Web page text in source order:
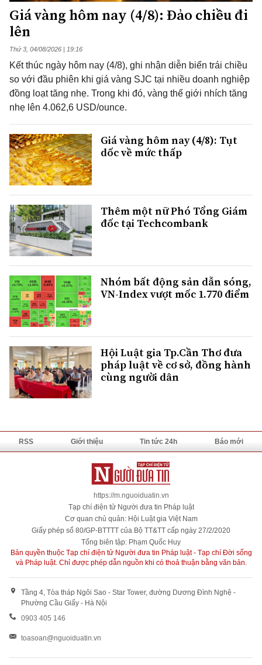
Giá vàng hôm nay (4/8): Đảo chiều đi
lên
Thứ 3, 04/08/2026 | 19:16
Kết thúc ngày hôm nay (4/8), ghi nhận diễn biến trái chiều
so với đầu phiên khi giá vàng SJC tại nhiều doanh nghiệp
đồng loạt tăng nhẹ. Trong khi đó, vàng thế giới nhích tăng
nhẹ lên 4.062,6 USD/ounce.
Giá vàng hôm nay (4/8): Tụt
dốc về mức thấp
Thêm một nữ Phó Tổng Giám
đốc tại Techcombank
Nhóm bất động sản dẫn sóng,
VN-Index vượt mốc 1.770 điểm
Hội Luật gia Tp.Cần Thơ đưa
pháp luật về cơ sở, đồng hành
cùng người dân
RSS Giới thiệu Tin tức 24h Báo mới
https://m.nguoiduatin.vn
Tạp chí điện tử Người đưa tin Pháp luật
Cơ quan chủ quản: Hội Luật gia Việt Nam
Giấy phép số 80/GP-BTTTT của Bộ TT&TT cấp ngày 27/2/2020
Tổng biên tập: Phạm Quốc Huy
Bản quyền thuộc Tạp chí điện tử Người đưa tin Pháp luật - Tạp chí Đời sống
và Pháp luật. Chỉ được phép dẫn nguồn khi có thoả thuận bằng văn bản.
Tầng 4, Tòa tháp Ngôi Sao - Star Tower, đường Dương Đình Nghệ -
Phường Cầu Giấy - Hà Nội
0903 405 146
toasoan@nguoiduatin.vn